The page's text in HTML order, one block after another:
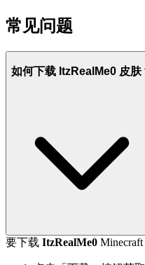
常见问题
如何下载 ItzRealMe0 皮肤
要下载 ItzRealMe0 Minecraft